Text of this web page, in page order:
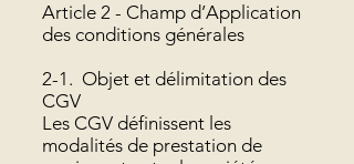
Article 2 - Champ d’Application
des conditions générales
2-1. Objet et délimitation des
CGV
Les CGV définissent les
modalités de prestation de